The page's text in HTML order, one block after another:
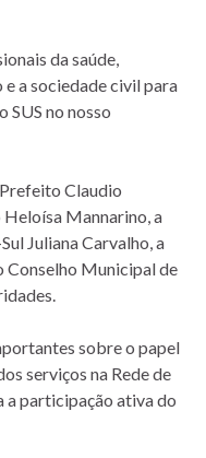
da saúde,
a sociedade civil para
SUS no nosso
Claudio
Mannarino, a
Juliana Carvalho, a
Conselho Municipal de
sobre o papel
serviços na Rede de
a participação ativa do